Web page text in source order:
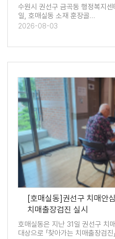
수원시 권선구 금곡동 행정복지
일, 호매실동 소재 훈장골…
2026-08-03
[호매실동]권선구 치매안
치매출장검진 실시
호매실동은 지난 31일 권선구 치
대상으로 「찾아가는 치매출장검진